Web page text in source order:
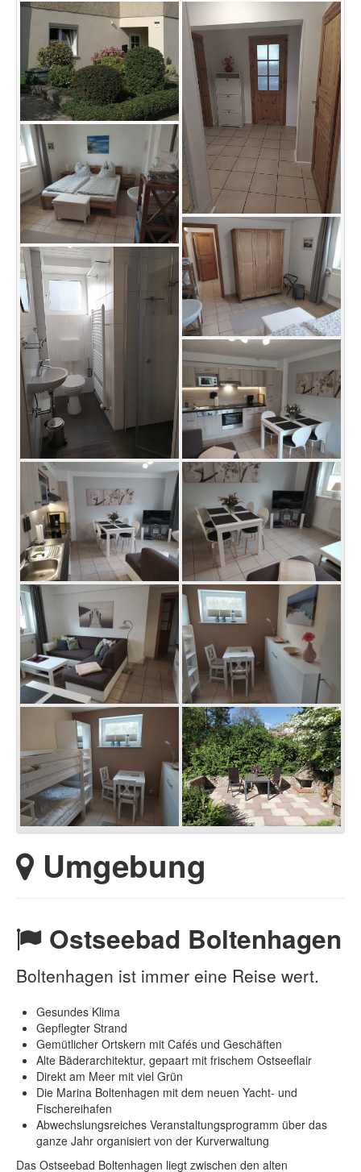
Umgebung
Ostseebad Boltenhagen
Boltenhagen ist immer eine Reise wert.
Gesundes Klima
Gepflegter Strand
Gemütlicher Ortskern mit Cafés und Geschäften
Alte Bäderarchitektur, gepaart mit frischem Ostseeflair
Direkt am Meer mit viel Grün
Die Marina Boltenhagen mit dem neuen Yacht- und
Fischereihafen
Abwechslungsreiches Veranstaltungsprogramm über das
ganze Jahr organisiert von der Kurverwaltung
Das Ostseebad Boltenhagen liegt zwischen den alten